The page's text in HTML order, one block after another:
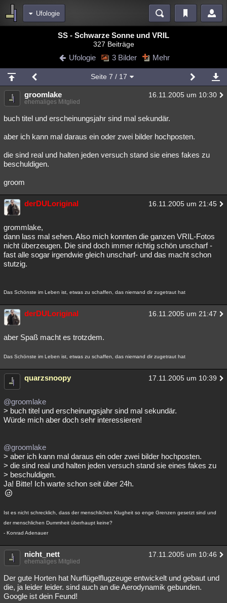
Ufologie
Blogs Videos
Chat Wiki Neuigkeiten
meine Rubriken
Menschen Wissenschaft Mystery Kriminalfälle
Spiritualität Verschwörungen Technologie
Natur Umfragen Unterhaltung
weitere Rubriken
Philosophie
Astronomie
Musik Clash Verbesserungen Allmystery English
Besucht Teilgenommen Alle Neue Geschlossen
Lesenswert Schlüsselwörter
SS - Schwarze Sonne und VRIL
327 Beiträge
Ufologie 3 Bilder Mehr
Seite 7 / 17
groomlake 16.11.2005 um 10:30
ehemaliges Mitglied
buch titel und erscheinungsjahr sind mal sekundär.
aber ich kann mal daraus ein oder zwei bilder hochposten.
die sind real und halten jeden versuch stand sie eines fakes zu
beschuldigen.
groom
derDULoriginal 16.11.2005 um 21:45
grommlake,
dann lass mal sehen. Also mich konnten die ganzen VRIL-Fotos
nicht überzeugen. Die sind doch immer richtig schön unscharf -
fast alle sogar irgendwie gleich unscharf- und das macht schon
stutzig.
Das Schönste im Leben ist, etwas zu schaffen, das niemand dir zugetraut hat
derDULoriginal 16.11.2005 um 21:47
aber Spaß macht es trotzdem.
Das Schönste im Leben ist, etwas zu schaffen, das niemand dir zugetraut hat
quarzsnoopy 17.11.2005 um 10:39
@groomlake
> buch titel und erscheinungsjahr sind mal sekundär.
Würde mich aber doch sehr interessieren!
@groomlake
> aber ich kann mal daraus ein oder zwei bilder hochposten.
> die sind real und halten jeden versuch stand sie eines fakes zu
> beschuldigen.
Ja! Bitte! Ich warte schon seit über 24h.
Ist es nicht schrecklich, dass der menschlichen Klugheit so enge Grenzen gesetzt sind und
der menschlichen Dummheit überhaupt keine?
- Konrad Adenauer
nicht_nett 17.11.2005 um 10:46
ehemaliges Mitglied
Der gute Horten hat Nurflügelflugzeuge entwickelt und gebaut und
die, ja leider leider. sind auch an die Aerodynamik gebunden.
Google ist dein Feund!